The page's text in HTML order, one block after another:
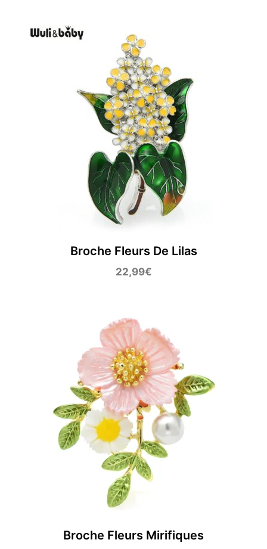
Broche Fleurs De Lilas
22,99€
Broche Fleurs Mirifiques